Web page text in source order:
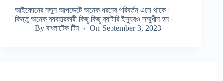
আইফোনের নতুন আপডেটে অনেক ধরনের পরিবর্তন এসে থাকে।
কিন্তু অনেক ব্যবহারকারী কিছু কিছু ব্যাটারি ইস্যুরও সম্মুখীন হন।
By বাংলাটেক টিম On September 3, 2023